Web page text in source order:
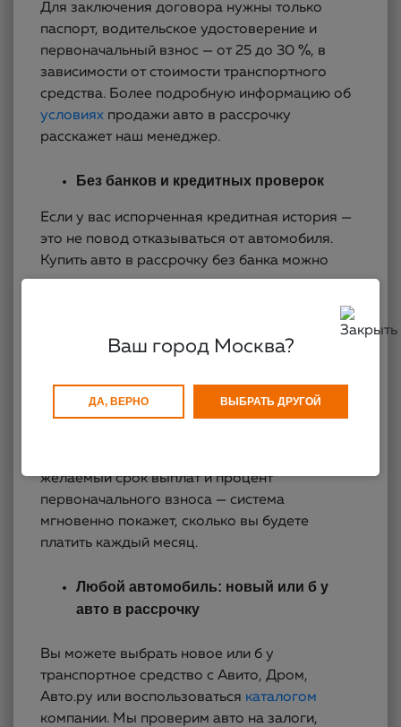
Для заключения договора нужны только
паспорт, водительское удостоверение и
первоначальный взнос — от 25 до 30 %, в
зависимости от стоимости транспортного
средства. Более подробную информацию об
условиях продажи авто в рассрочку
расскажет наш менеджер.
Без банков и кредитных проверок
Если у вас испорченная кредитная история —
это не повод отказываться от автомобиля.
Купить авто в рассрочку без банка можно
даже с просрочками в прошлом.
года до 3 лет. Сумму ежемесячного платежа
легко рассчитать с помощью
желаемый срок выплат и процент
первоначального взноса — система
мгновенно покажет, сколько вы будете
платить каждый месяц.
Любой автомобиль: новый или б у
авто в рассрочку
Вы можете выбрать новое или б у
транспортное средство с Авито, Дром,
Авто.ру или воспользоваться каталогом
компании. Мы проверим авто на залоги,
Ваш город Москва?
ДА, ВЕРНО ВЫБРАТЬ ДРУГОЙ